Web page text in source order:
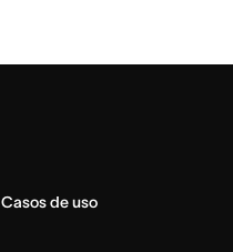
Casos de uso